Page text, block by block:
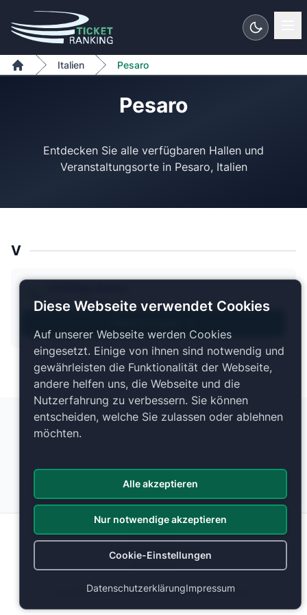
Zum Inhalt springen
Home
Italien Pesaro
Pesaro
Entdecken Sie alle verfügbaren Hallen und
Veranstaltungsorte in Pesaro, Italien
V
1 Plan verfügbar
Datenschutz
Cookie-Einstellungen
© 2026 ticketranking.com | Alle Rechte vorbehalten.
Diese Webseite verwendet Cookies
Auf unserer Webseite werden Cookies
eingesetzt. Einige von ihnen sind notwendig und
gewährleisten die Funktionalität der Webseite,
andere helfen uns, die Webseite und die
Nutzerfahrung zu verbessern. Sie können
entscheiden, welche Sie zulassen oder ablehnen
möchten.
Alle akzeptieren
Nur notwendige akzeptieren
Cookie-Einstellungen
DatenschutzerklärungImpressum